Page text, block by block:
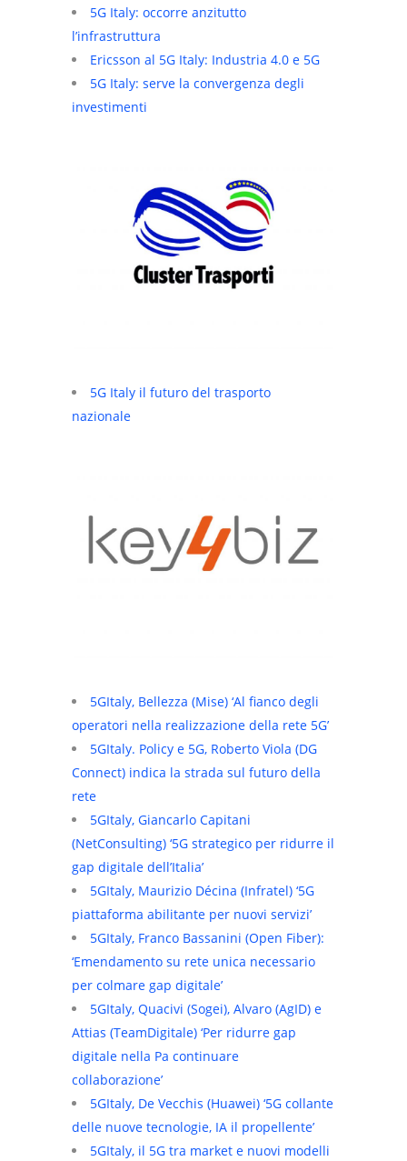
5G Italy: occorre anzitutto
l’infrastruttura
Ericsson al 5G Italy: Industria 4.0 e 5G
5G Italy: serve la convergenza degli
investimenti
5G Italy il futuro del trasporto
nazionale
5GItaly, Bellezza (Mise) ‘Al fianco degli
operatori nella realizzazione della rete 5G’
5GItaly. Policy e 5G, Roberto Viola (DG
Connect) indica la strada sul futuro della
rete
5GItaly, Giancarlo Capitani
(NetConsulting) ‘5G strategico per ridurre il
gap digitale dell’Italia’
5GItaly, Maurizio Décina (Infratel) ‘5G
piattaforma abilitante per nuovi servizi’
5GItaly, Franco Bassanini (Open Fiber):
‘Emendamento su rete unica necessario
per colmare gap digitale’
5GItaly, Quacivi (Sogei), Alvaro (AgID) e
Attias (TeamDigitale) ‘Per ridurre gap
digitale nella Pa continuare
collaborazione’
5GItaly, De Vecchis (Huawei) ‘5G collante
delle nuove tecnologie, IA il propellente’
5GItaly, il 5G tra market e nuovi modelli